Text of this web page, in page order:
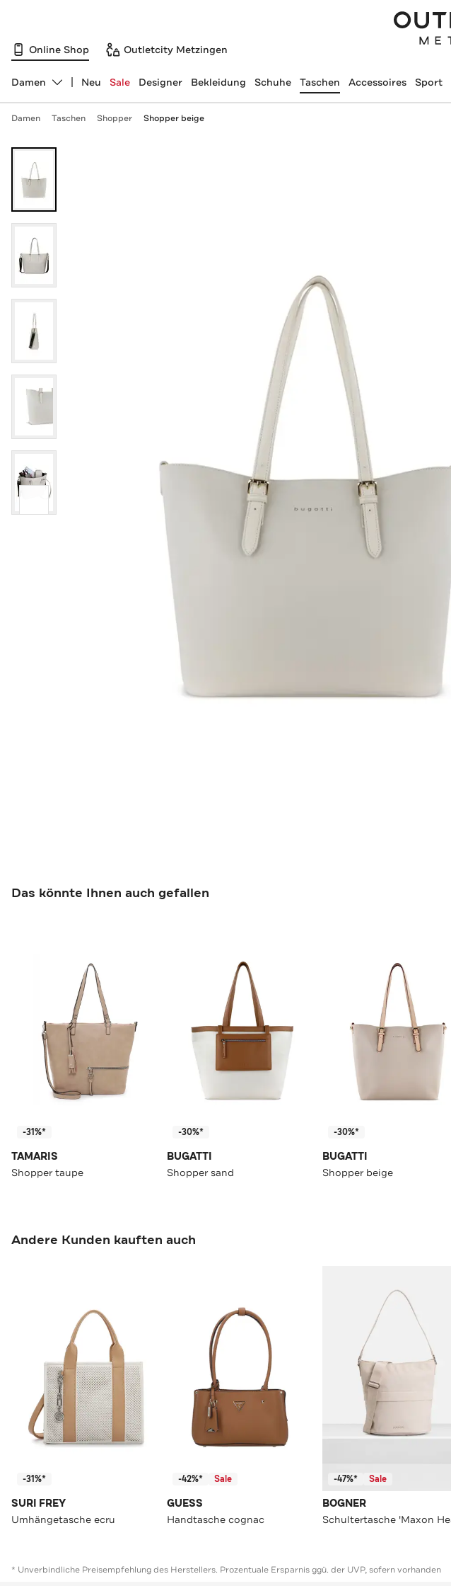
Online Shop Outletcity Metzingen
Abteilung ändern, ausgewählt:
Damen Neu Sale Designer Bekleidung Schuhe Taschen Accessoires Sport
Damen Taschen Shopper Shopper beige
Das könnte Ihnen auch gefallen
-31%*
TAMARIS
Shopper taupe
-30%*
BUGATTI
Shopper sand
-30%*
BUGATTI
Shopper beige
Andere Kunden kauften auch
-31%*
SURI FREY
Umhängetasche ecru
-42%* Sale
GUESS
Handtasche cognac
-47%* Sale
BOGNER
* Unverbindliche Preisempfehlung des Herstellers. Prozentuale Ersparnis ggü. der UVP, sofern vorhanden